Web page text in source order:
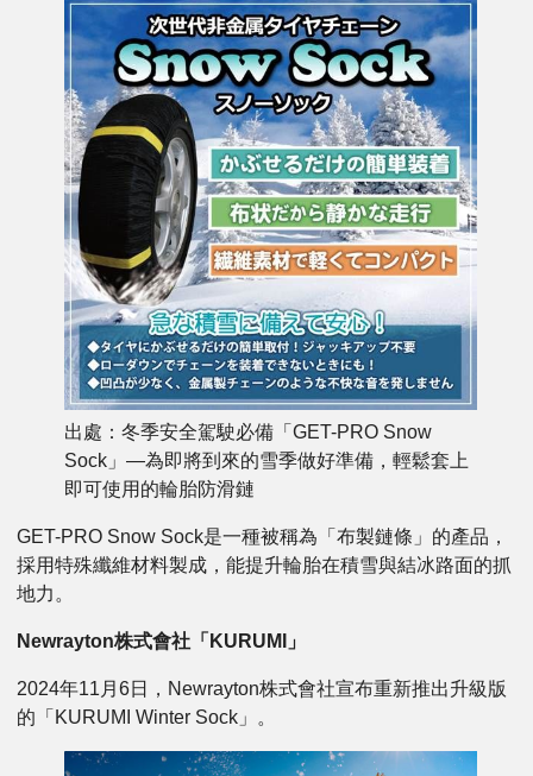
出處：冬季安全駕駛必備「GET-PRO Snow
Sock」—為即將到來的雪季做好準備，輕鬆套上
即可使用的輪胎防滑鏈
GET-PRO Snow Sock是一種被稱為「布製鏈條」的產品，
採用特殊纖維材料製成，能提升輪胎在積雪與結冰路面的抓
地力。
Newrayton株式會社「KURUMI」
2024年11月6日，Newrayton株式會社宣布重新推出升級版
的「KURUMI Winter Sock」。